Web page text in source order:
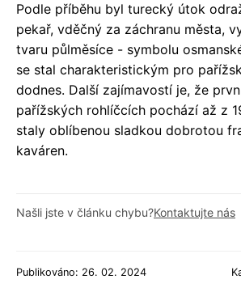
Podle příběhu byl turecký útok
pekař, vděčný za záchranu města,
tvaru půlměsíce - symbolu
se stal charakteristickým pro
dodnes. Další zajímavostí je, že
pařížských rohlíčcích pochází až z
staly oblíbenou sladkou dobrotou
kaváren.
Našli jste v článku chybu?Kontaktujte nás
Publikováno: 26. 02. 2024